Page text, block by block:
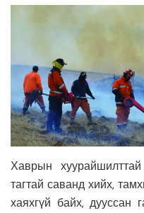
Хаврын
тагтай саванд хийх,
хаяхгүй байх, дууссан